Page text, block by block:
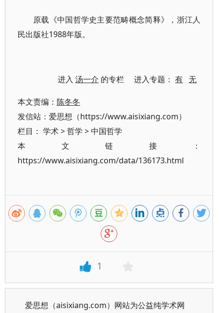
原载《中国哲学史主要范畴概念简释》，浙江人
民出版社1988年版。
进入汤一介 的专栏 进入专题：有 无
本文责编： 陈冬冬
发信站：爱思想（https://www.aisixiang.com）
栏目： 学术>哲学 >中国哲学
本文链接：
https://www.aisixiang.com/data/136173.html
1
爱思想（aisixiang.com）网站为公益纯学术网